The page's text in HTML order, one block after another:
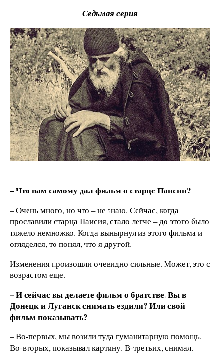
Седьмая серия
– Что вам самому дал фильм о старце Паисии?
– Очень много, но что – не знаю. Сейчас, когда
прославили старца Паисия, стало легче – до этого было
тяжело немножко. Когда вынырнул из этого фильма и
огляделся, то понял, что я другой.
Изменения произошли очевидно сильные. Может, это с
возрастом еще.
– И сейчас вы делаете фильм о братстве. Вы в
Донецк и Луганск снимать ездили? Или свой
фильм показывать?
– Во-первых, мы возили туда гуманитарную помощь.
Во-вторых, показывал картину. В-третьих, снимал.